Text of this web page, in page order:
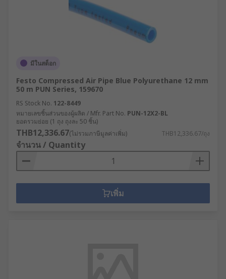
มีในสต็อก
Festo Compressed Air Pipe Blue Polyurethane 12 mm
50 m PUN Series, 159670
RS Stock No. 122-8449
หมายเลขชิ้นส่วนของผู้ผลิต / Mfr. Part No. PUN-12X2-BL
ยอดรวมย่อย (1 ถุง ถุงละ 50 ชิ้น)
THB12,336.67(ไม่รวมภาษีมูลค่าเพิ่ม) THB12,336.67/ถุง
จำนวน / Quantity
เพิ่ม